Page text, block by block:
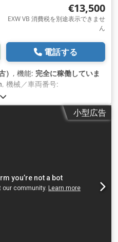
€13,500
EXW VB 消費税を別途表示できませ
ん
電話する
） , 機能: 完全に稼働していま
, 機械／車両番号:
:
幅:1,300 mm, 全高:1,600
380 V, 入力
小型広告